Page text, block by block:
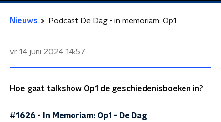
Nieuws Podcast De Dag - in memoriam: Op1
vr 14 juni 2024 14:57
Hoe gaat talkshow Op1 de geschiedenisboeken in?
#1626 - In Memoriam: Op1 - De Dag